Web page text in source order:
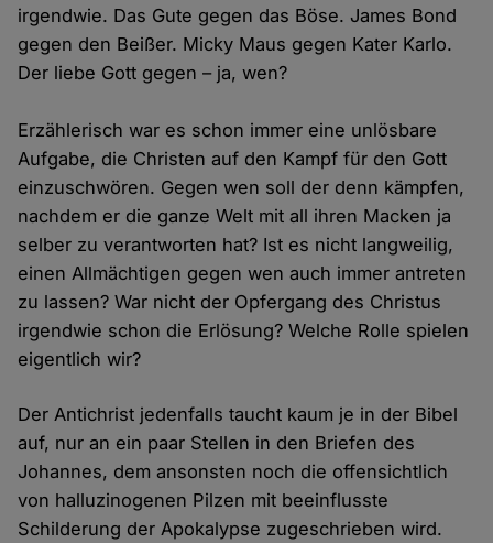
irgendwie. Das Gute gegen das Böse. James Bond
gegen den Beißer. Micky Maus gegen Kater Karlo.
Der liebe Gott gegen – ja, wen?
Erzählerisch war es schon immer eine unlösbare
Aufgabe, die Christen auf den Kampf für den Gott
einzuschwören. Gegen wen soll der denn kämpfen,
nachdem er die ganze Welt mit all ihren Macken ja
selber zu verantworten hat? Ist es nicht langweilig,
einen Allmächtigen gegen wen auch immer antreten
zu lassen? War nicht der Opfergang des Christus
irgendwie schon die Erlösung? Welche Rolle spielen
eigentlich wir?
Der Antichrist jedenfalls taucht kaum je in der Bibel
auf, nur an ein paar Stellen in den Briefen des
Johannes, dem ansonsten noch die offensichtlich
von halluzinogenen Pilzen mit beeinflusste
Schilderung der Apokalypse zugeschrieben wird.